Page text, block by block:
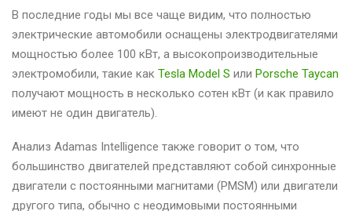
В последние годы мы все чаще видим, что полностью
электрические автомобили оснащены электродвигателями
мощностью более 100 кВт, а высокопроизводительные
электромобили, такие как Tesla Model S или Porsche Taycan
получают мощность в несколько сотен кВт (и как правило
имеют не один двигатель).
Анализ Adamas Intelligence также говорит о том, что
большинство двигателей представляют собой синхронные
двигатели с постоянными магнитами (PMSM) или двигатели
другого типа, обычно с неодимовыми постоянными